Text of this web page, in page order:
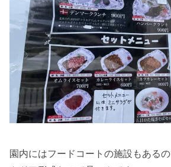
園内にはフードコートの施設もある